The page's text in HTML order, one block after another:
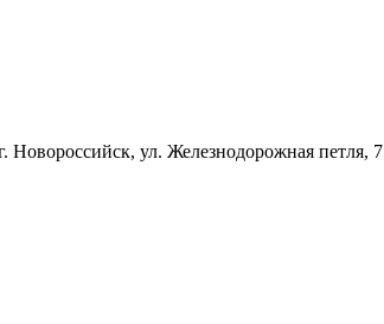
Новороссийск, ул. Железнодорожная петля, 7